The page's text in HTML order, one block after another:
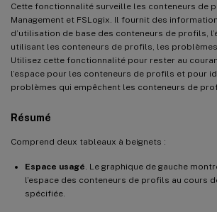
Cette fonctionnalité surveille les conteneurs de
Management et FSLogix. Il fournit des
d’utilisation de base des conteneurs de profils,
utilisant les conteneurs de profils, les
Utilisez cette fonctionnalité pour rester au
l’espace pour les conteneurs de profils et pour
problèmes qui empêchent les conteneurs de
Résumé
Comprend deux tableaux à beignets :
Espace usagé . Le graphique de gauche
l’espace des conteneurs de profils au cours
spécifiée.